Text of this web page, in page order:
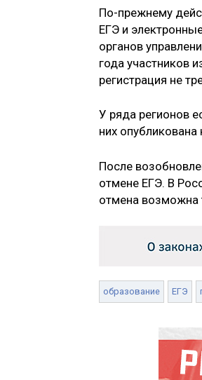
По-прежнему
ЕГЭ и
органов
года участников
регистрация не
У ряда регионов
них опубликована
После
отмене ЕГЭ. В
отмена возможна
образование ЕГЭ